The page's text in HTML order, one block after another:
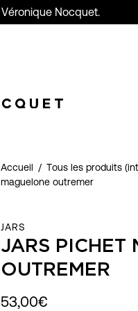
Nocquet.
Accueil / Tous les produits
maguelone outremer
JARS
JARS PICHET
OUTREMER
53,00€